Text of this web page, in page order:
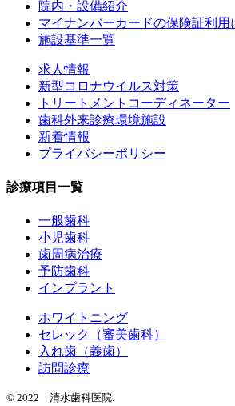
院内・設備紹介
マイナンバーカードの保険証利用
施設基準一覧
求人情報
新型コロナウイルス対策
トリートメントコーディネーター
歯科外来診療環境施設
新着情報
プライバシーポリシー
診療項目一覧
一般歯科
小児歯科
歯周病治療
予防歯科
インプラント
ホワイトニング
セレック（審美歯科）
入れ歯（義歯）
訪問診療
© 2022 清水歯科医院.